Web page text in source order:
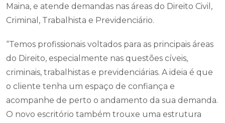
Maina, e atende demandas nas áreas do Direito Civil,
Criminal, Trabalhista e Previdenciário.
“Temos profissionais voltados para as principais áreas
do Direito, especialmente nas questões cíveis,
criminais, trabalhistas e previdenciárias. A ideia é que
o cliente tenha um espaço de confiança e
acompanhe de perto o andamento da sua demanda.
O novo escritório também trouxe uma estrutura